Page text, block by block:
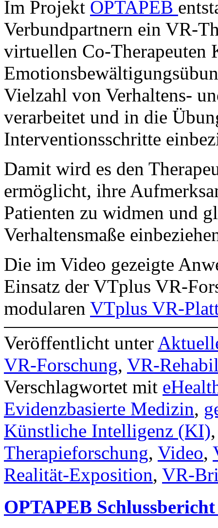
Im Projekt OPTAPEB
Verbundpartnern ein VR-
virtuellen Co-Therapeuten
Vielzahl von Verhaltens-
verarbeitet und in die
Interventionsschritte
Damit wird es den
ermöglicht, ihre
Patienten zu widmen und
Verhaltensmaße
Die im Video gezeigte
Einsatz der VTplus VR-
modularen VTplus VR-
Veröffentlicht unter
VR-Forschung, VR-
Verschlagwortet mit
Evidenzbasierte Medizin,
Künstliche Intelligenz (KI)
Therapieforschung, Video,
Realität-Exposition, VR-
OPTAPEB